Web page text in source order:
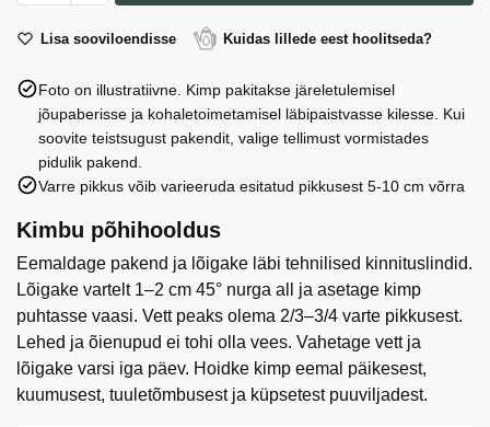
cm
kogus
roosi
70
cm
kogus
Lisa sooviloendisse Kuidas lillede eest hoolitseda?
Foto on illustratiivne. Kimp pakitakse järeletulemisel
jõupaberisse ja kohaletoimetamisel läbipaistvasse kilesse. Kui
soovite teistsugust pakendit, valige tellimust vormistades
pidulik pakend.
Varre pikkus võib varieeruda esitatud pikkusest 5-10 cm võrra
Kimbu põhihooldus
Eemaldage pakend ja lõigake läbi tehnilised kinnituslindid.
Lõigake vartelt 1–2 cm 45° nurga all ja asetage kimp
puhtasse vaasi. Vett peaks olema 2/3–3/4 varte pikkusest.
Lehed ja õienupud ei tohi olla vees. Vahetage vett ja
lõigake varsi iga päev. Hoidke kimp eemal päikesest,
kuumusest, tuuletõmbusest ja küpsetest puuviljadest.